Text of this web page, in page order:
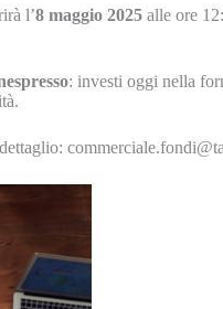
l’8 maggio 2025 alle ore
: investi oggi nella